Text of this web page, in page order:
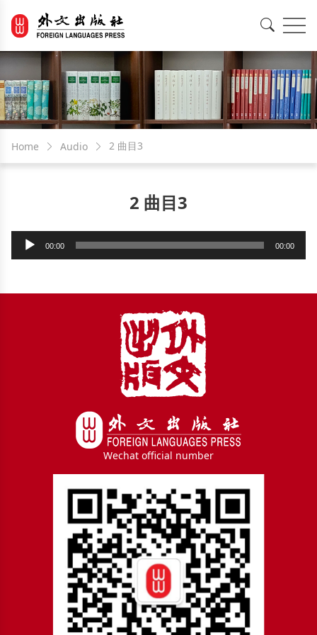
Home Audio 2 曲目3
2 曲目3
Audio
Player
00:00 00:00
Wechat official number